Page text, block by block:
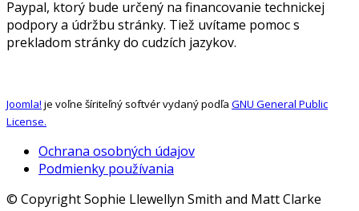
Paypal, ktorý bude určený na financovanie technickej
podpory a údržbu stránky. Tiež uvítame pomoc s
prekladom stránky do cudzích jazykov.
Joomla! je voľne šíriteľný softvér vydaný podľa GNU General Public
License.
Ochrana osobných údajov
Podmienky používania
© Copyright Sophie Llewellyn Smith and Matt Clarke